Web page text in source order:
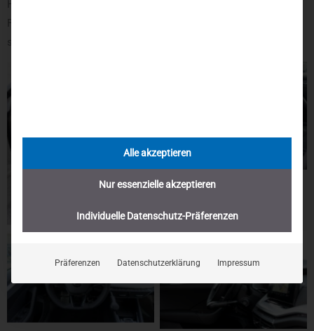
Alle akzeptieren
Nur essenzielle akzeptieren
Individuelle Datenschutz-Präferenzen
Präferenzen Datenschutzerklärung Impressum